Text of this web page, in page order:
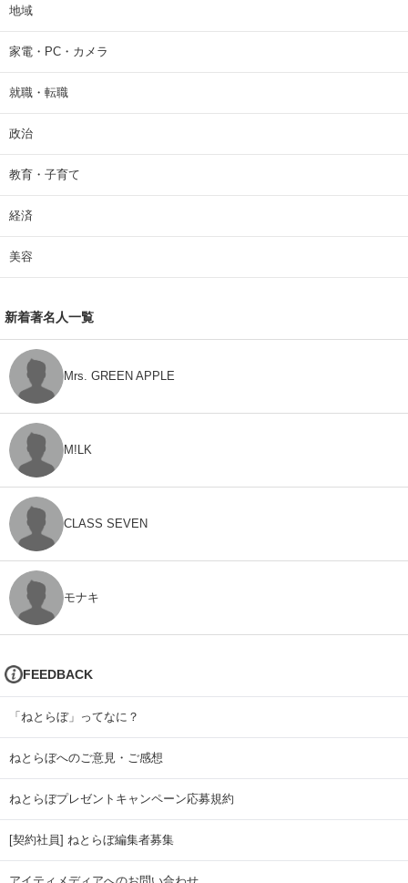
地域
家電・PC・カメラ
就職・転職
政治
教育・子育て
経済
美容
新着著名人一覧
Mrs. GREEN APPLE
M!LK
CLASS SEVEN
モナキ
FEEDBACK
「ねとらぼ」ってなに？
ねとらぼへのご意見・ご感想
ねとらぼプレゼントキャンペーン応募規約
[契約社員] ねとらぼ編集者募集